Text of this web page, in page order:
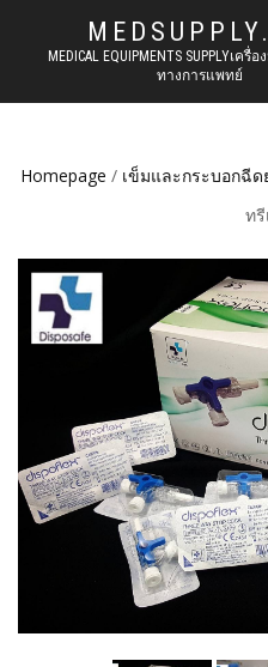
MEDICAL EQUIPMENTS SUPPLYเค
ทางการแพทย์
Homepage / เข็มและกระบอกฉีด
ทรี